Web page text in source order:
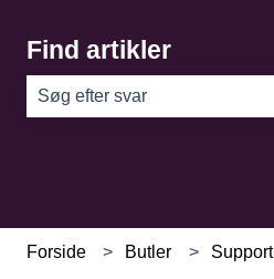
Find artikler
Forside Butler Support